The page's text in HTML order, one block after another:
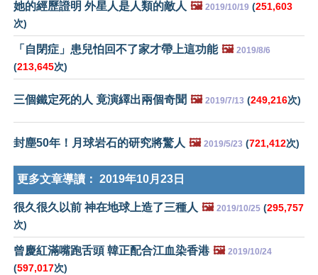
她的經歷證明 外星人是人類的敵人 🖼️ 2019/10/19 (251,603
次)
「自閉症」患兒怕回不了家才帶上這功能 🖼️ 2019/8/6
(213,645次)
三個鐵定死的人 竟演繹出兩個奇聞 🖼️ 2019/7/13 (249,216次)
封塵50年！月球岩石的研究將驚人 🖼️ 2019/5/23 (721,412次)
更多文章導讀： 2019年10月23日
很久很久以前 神在地球上造了三種人 🖼️ 2019/10/25 (295,757
次)
曾慶紅滿嘴跑舌頭 韓正配合江血染香港 🖼️ 2019/10/24
(597,017次)